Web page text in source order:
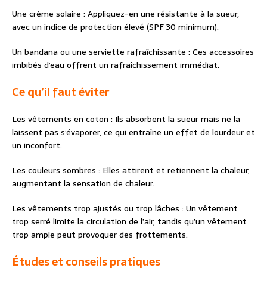
Une crème solaire : Appliquez-en une résistante à la sueur,
avec un indice de protection élevé (SPF 30 minimum).
Un bandana ou une serviette rafraîchissante : Ces accessoires
imbibés d’eau offrent un rafraîchissement immédiat.
Ce qu’il faut éviter
Les vêtements en coton : Ils absorbent la sueur mais ne la
laissent pas s’évaporer, ce qui entraîne un effet de lourdeur et
un inconfort.
Les couleurs sombres : Elles attirent et retiennent la chaleur,
augmentant la sensation de chaleur.
Les vêtements trop ajustés ou trop lâches : Un vêtement
trop serré limite la circulation de l’air, tandis qu’un vêtement
trop ample peut provoquer des frottements.
Études et conseils pratiques